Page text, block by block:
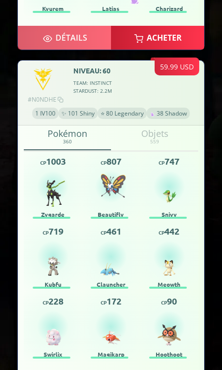
Kyurem Latias Charizard
DÉTAILS ACHETER
59.99 USD
#N0NDHE
NIVEAU: 60
TEAM: INSTINCT
STARDUST: 2.2M
1 IV100 ✨ 101 Shiny ⭐ 80 Legendary 38 Shadow
Pokémon
360
Objets
559
CP1003
Zygarde
CP807
Beautifly
CP747
Snivy
CP719
Kubfu
CP461
Clauncher
CP442
Meowth
CP228
Swirlix
CP172
Magikarp
CP90
Hoothoot